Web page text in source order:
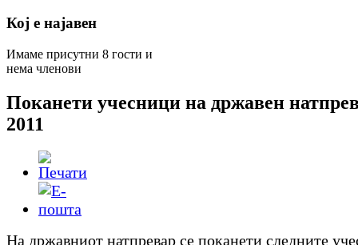
Кој е најавен
Имаме присутни 8 гости и
нема членови
Поканети учесници на државен
2011
На државниот натпревар се поканети следните